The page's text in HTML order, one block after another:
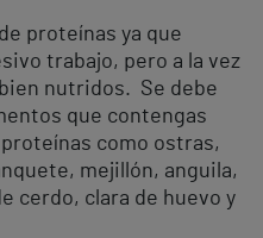
proteínas ya que
trabajo, pero a la vez
nutridos. Se debe
que contengas
como ostras,
mejillón, anguila,
cerdo, clara de huevo y